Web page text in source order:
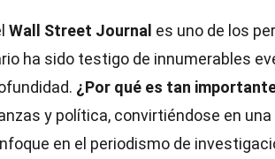
Wall Street Journal es uno de los
ha sido testigo de innumerables
¿Por qué es tan
y política, convirtiéndose en
en el periodismo de